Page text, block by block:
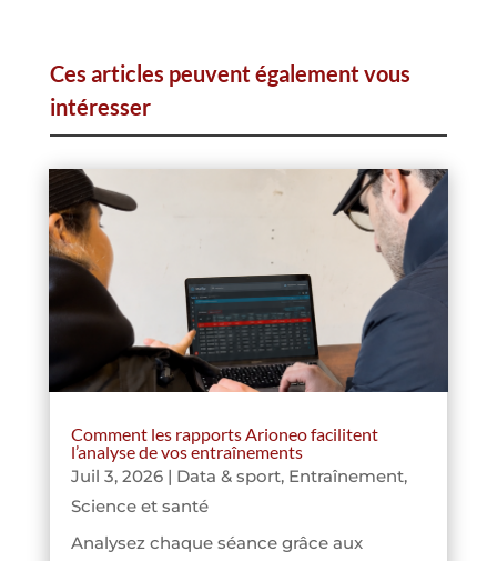
Ces articles peuvent également vous
intéresser
Comment les rapports Arioneo facilitent
l’analyse de vos entraînements
Juil 3, 2026| Data & sport, Entraînement,
Science et santé
Analysez chaque séance grâce aux